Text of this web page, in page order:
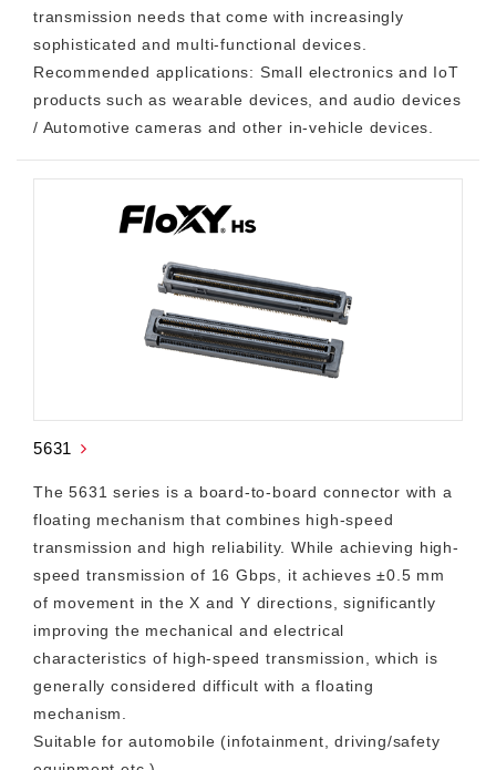
transmission needs that come with increasingly
sophisticated and multi-functional devices.
Recommended applications: Small electronics and IoT
products such as wearable devices, and audio devices
/ Automotive cameras and other in-vehicle devices.
5631
The 5631 series is a board-to-board connector with a
floating mechanism that combines high-speed
transmission and high reliability. While achieving high-
speed transmission of 16 Gbps, it achieves ±0.5 mm
of movement in the X and Y directions, significantly
improving the mechanical and electrical
characteristics of high-speed transmission, which is
generally considered difficult with a floating
mechanism.
Suitable for automobile (infotainment, driving/safety